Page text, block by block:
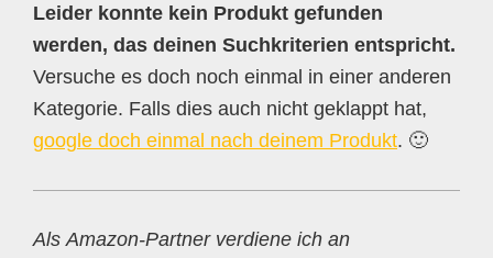
Leider konnte kein Produkt gefunden
werden, das deinen Suchkriterien entspricht.
Versuche es doch noch einmal in einer anderen
Kategorie. Falls dies auch nicht geklappt hat,
google doch einmal nach deinem Produkt. 🙂
Als Amazon-Partner verdiene ich an